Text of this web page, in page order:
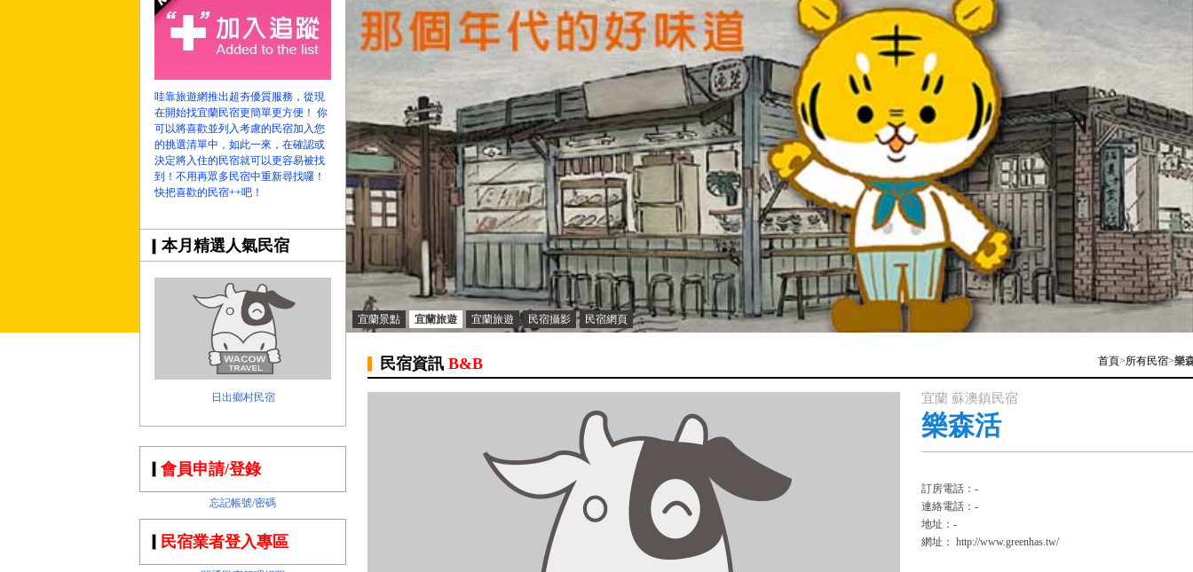
小琉球民宿
台南民宿
哇靠旅遊網推出超夯優質服務，從現
在開始找宜蘭民宿更簡單更方便！ 你
可以將喜歡並列入考慮的民宿加入您
的挑選清單中，如此一來，在確認或
決定將入住的民宿就可以更容易被找
到！不用再眾多民宿中重新尋找囉！
快把喜歡的民宿++吧！
本月精選人氣民宿
日出鄉村民宿
宜蘭景點 宜蘭旅遊 宜蘭旅遊 民宿攝影 民宿網頁
會員申請/登錄
忘記帳號/密碼
民宿業者登入專區
民宿資訊 B&B 首頁>所有民宿>樂
宜蘭 蘇澳鎮民宿
樂森活
訂房電話：-
連絡電話：-
地址：-
網址： http://www.greenhas.tw/